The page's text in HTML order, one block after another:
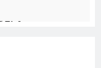
Từ 2